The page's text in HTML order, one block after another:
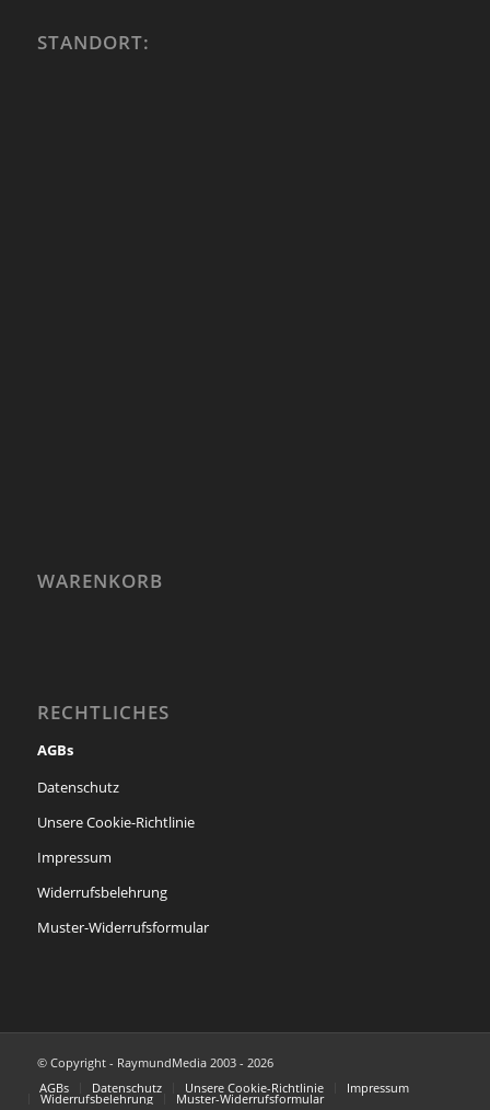
STANDORT:
WARENKORB
RECHTLICHES
AGBs
Datenschutz
Unsere Cookie-Richtlinie
Impressum
Widerrufsbelehrung
Muster-Widerrufsformular
© Copyright - RaymundMedia 2003 - 2026
AGBs
Datenschutz Unsere Cookie-Richtlinie Impressum
Widerrufsbelehrung Muster-Widerrufsformular